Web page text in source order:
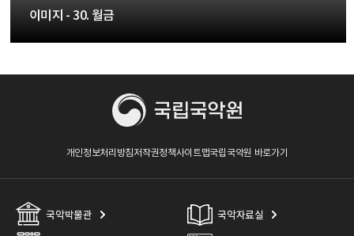
48. 향피리 - 이미지
이미지 - 30. 월금
개인정보처리방침저작권정책사이트맵국립국악원 바로가기
국악박물관 국악자료실